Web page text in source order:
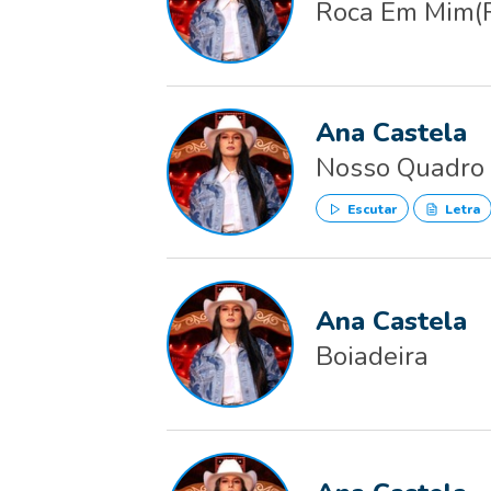
Roca Em
Ana Castela
Nosso Quadro
Escutar Letra
Ana Castela
Boiadeira